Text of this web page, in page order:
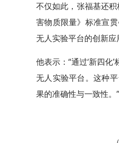
不仅如此，张福基还
害物质限量》标准宣
无人实验平台的创新应
他表示：“通过‘新四
无人实验平台。这种
果的准确性与一致性。”